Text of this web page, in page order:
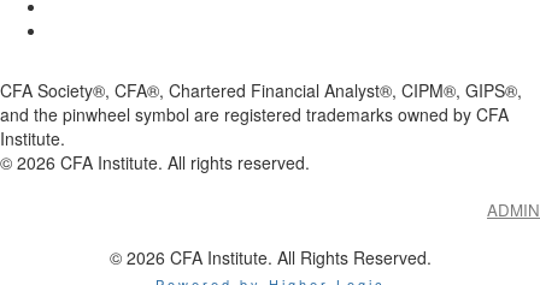
CFA Society®, CFA®, Chartered Financial Analyst®, CIPM®, GIPS®,
and the pinwheel symbol are registered trademarks owned by CFA
Institute.
© 2026 CFA Institute. All rights reserved.
ADMIN
© 2026 CFA Institute. All Rights Reserved.